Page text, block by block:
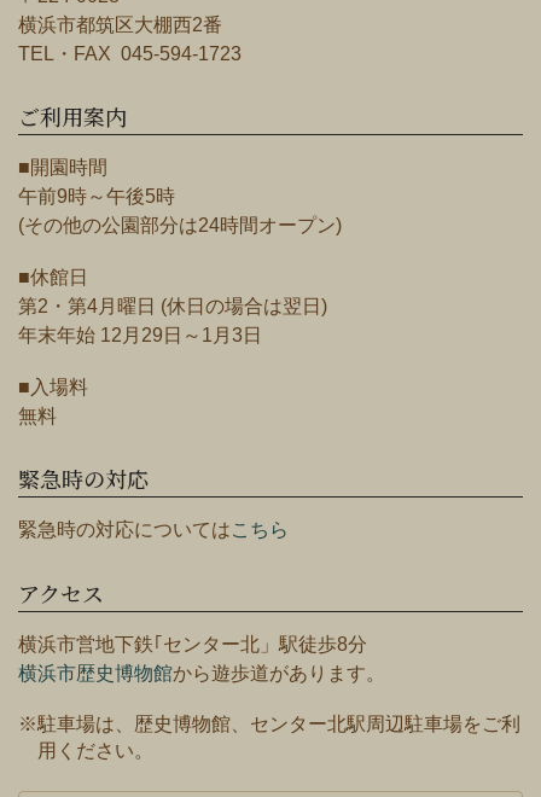
横浜市都筑区大棚西2番
TEL・FAX 045-594-1723
ご利用案内
■開園時間
午前9時～午後5時
(その他の公園部分は24時間オープン)
■休館日
第2・第4月曜日 (休日の場合は翌日)
年末年始 12月29日～1月3日
■入場料
無料
緊急時の対応
緊急時の対応についてはこちら
アクセス
横浜市営地下鉄｢センター北」駅徒歩8分
横浜市歴史博物館から遊歩道があります。
※駐車場は、歴史博物館、センター北駅周辺駐車場をご利
用ください。